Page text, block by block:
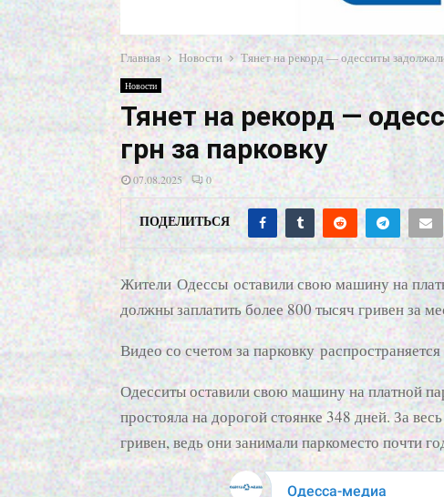
Главная Новости Тянет на рекорд — одесситы
Новости
Тянет на рекорд —
грн за парковку
07.08.2025 0
ПОДЕЛИТЬСЯ
Жители Одессы оставили свою машину на
должны заплатить более 800 тысяч гривен за
Видео со счетом за парковку
Одесситы оставили свою машину на платной
простояла на дорогой стоянке 348 дней. За
гривен, ведь они занимали паркоместо почти